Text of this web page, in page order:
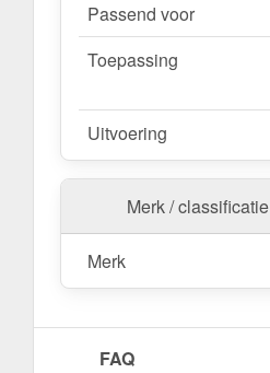
Passend voor
Toepassing
Uitvoering
Merk / classificatie
Merk
FAQ